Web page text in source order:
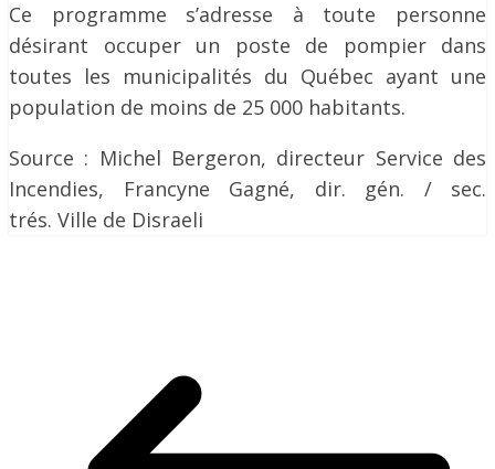
Ce programme s’adresse à toute personne
désirant occuper un poste de pompier dans
toutes les municipalités du Québec ayant une
population de moins de 25 000 habitants.
Source : Michel Bergeron, directeur Service des
Incendies, Francyne Gagné, dir. gén. / sec.
trés. Ville de Disraeli